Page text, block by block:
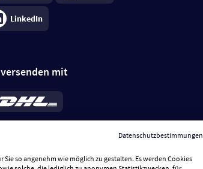
LinkedIn
mit
6,95 €; bei Kühlware zzgl. 0,99 €
insgesamt 7,94 €. Lieferzeit3-
Datenschutzbestimmungen
so angenehm wie möglich zu gestalten. Es werden Cookies